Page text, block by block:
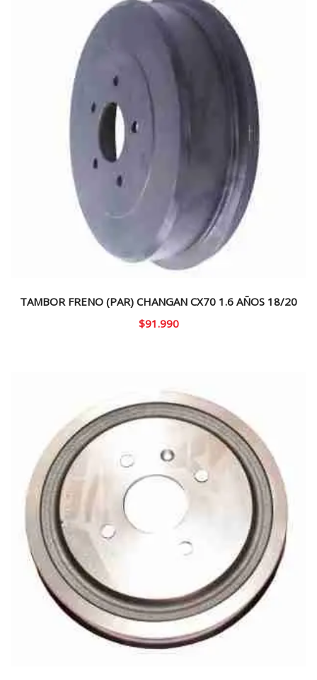
TAMBOR FRENO (PAR) CHANGAN CX70 1.6 AÑOS 18/20
$91.990